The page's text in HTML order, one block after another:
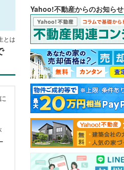
とは
Yahoo!不動産からのお知らせ